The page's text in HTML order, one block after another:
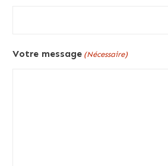
Votre message (Nécessaire)